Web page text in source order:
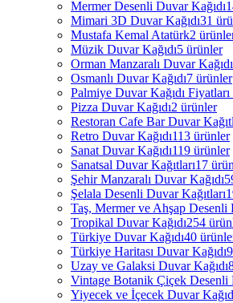
Mermer Desenli Duvar Kağıdı
Mimari 3D Duvar Kağıdı31
Mustafa Kemal Atatürk2
Müzik Duvar Kağıdı5 ürünler
Orman Manzaralı Duvar Kağıdı
Osmanlı Duvar Kağıdı7 ürünler
Palmiye Duvar Kağıdı
Pizza Duvar Kağıdı2 ürünler
Restoran Cafe Bar Duvar
Retro Duvar Kağıdı113 ürünler
Sanat Duvar Kağıdı119 ürünler
Sanatsal Duvar Kağıtları17
Şehir Manzaralı Duvar Kağıdı
Şelala Desenli Duvar Kağıtları
Taş, Mermer ve Ahşap Desenli
Tropikal Duvar Kağıdı254
Türkiye Duvar Kağıdı40
Türkiye Haritası Duvar Kağıdı
Uzay ve Galaksi Duvar Kağıdı
Vintage Botanik Çiçek Desenli
Yiyecek ve İçecek Duvar